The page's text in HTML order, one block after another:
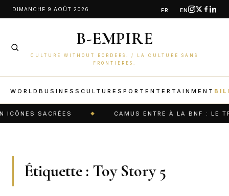
AllerDIMANCHE 9 AOÛT 2026 FR EN
B-EMPIRE
CULTURE WITHOUT BORDERS. / LA CULTURE SANS
FRONTIÈRES.
WORLD BUSINESS CULTURE SPORT ENTERTAINMENT
SACRÉES CAMUS ENTRE À LA BNF : LE
Étiquette : Toy Story 5